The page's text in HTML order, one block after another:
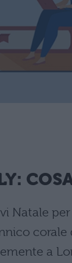
Natale
a